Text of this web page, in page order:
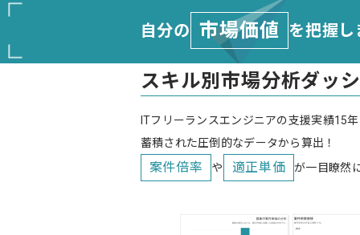
自分の 市場価値 を把握
スキル別市場分析ダッ
ITフリーランスエンジニアの支援実績15
蓄積された圧倒的なデータから算出！
案件倍率 や 適正単価 が一目瞭然